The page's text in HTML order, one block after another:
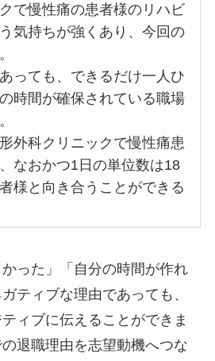
で慢性痛の患者様のリハビ
気持ちが強くあり、今回の
っても、できるだけ一人ひ
時間が確保されている職場
外科クリニックで慢性痛患
なおかつ1日の単位数は18
様と向き合うことができる
った」「自分の時間が作れ
ティブな理由であっても、
ィブに伝えることができま
退職理由を志望動機へつな